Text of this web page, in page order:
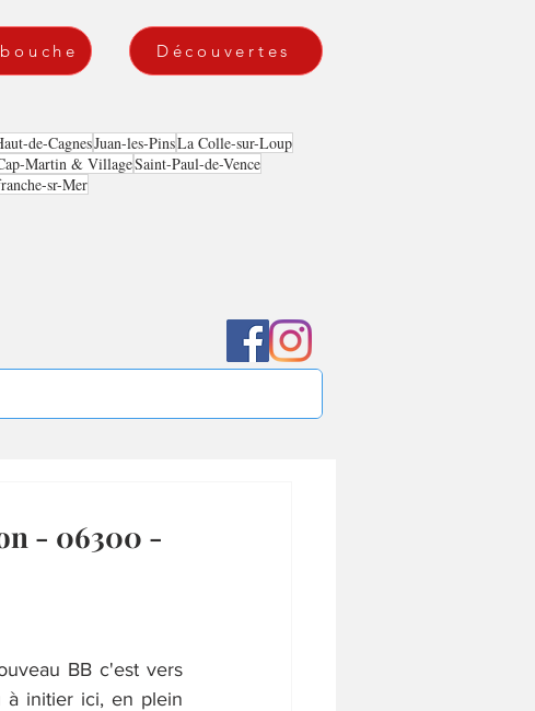
Découvertes
de-CagnesJuan-les-PinsLa Colle-sur-Loup
Martin & VillageSaint-Paul-de-Vence
sr-Mer
- 06300 -
BB c'est vers
à initier ici, en plein